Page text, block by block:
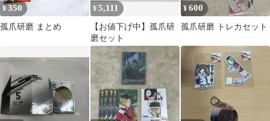
¥ 350
孤爪研磨 まとめ
¥5,111
【お値下げ中】孤爪研
磨セット
¥600
孤爪研磨 トレカセット